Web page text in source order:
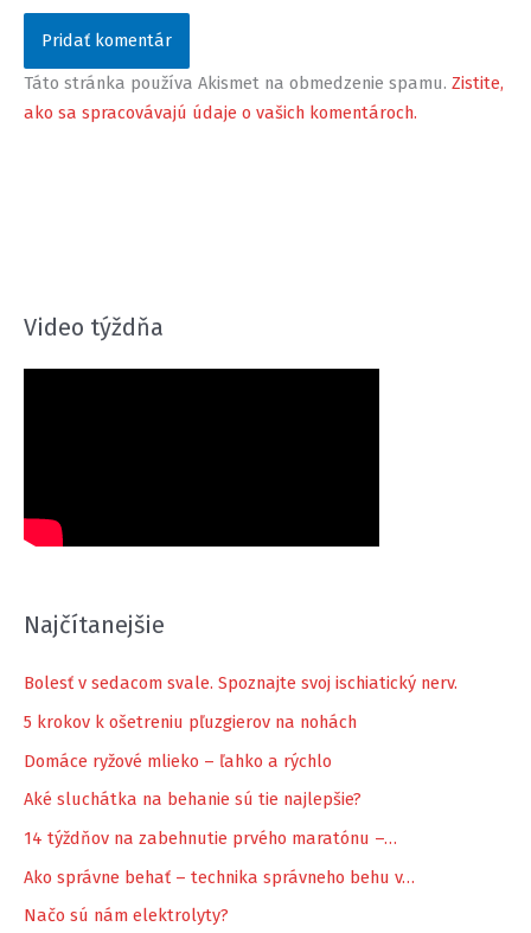
Táto stránka používa Akismet na obmedzenie spamu. Zistite,
ako sa spracovávajú údaje o vašich komentároch.
Video týždňa
Najčítanejšie
Bolesť v sedacom svale. Spoznajte svoj ischiatický nerv.
5 krokov k ošetreniu pľuzgierov na nohách
Domáce ryžové mlieko – ľahko a rýchlo
Aké sluchátka na behanie sú tie najlepšie?
14 týždňov na zabehnutie prvého maratónu –…
Ako správne behať – technika správneho behu v…
Načo sú nám elektrolyty?